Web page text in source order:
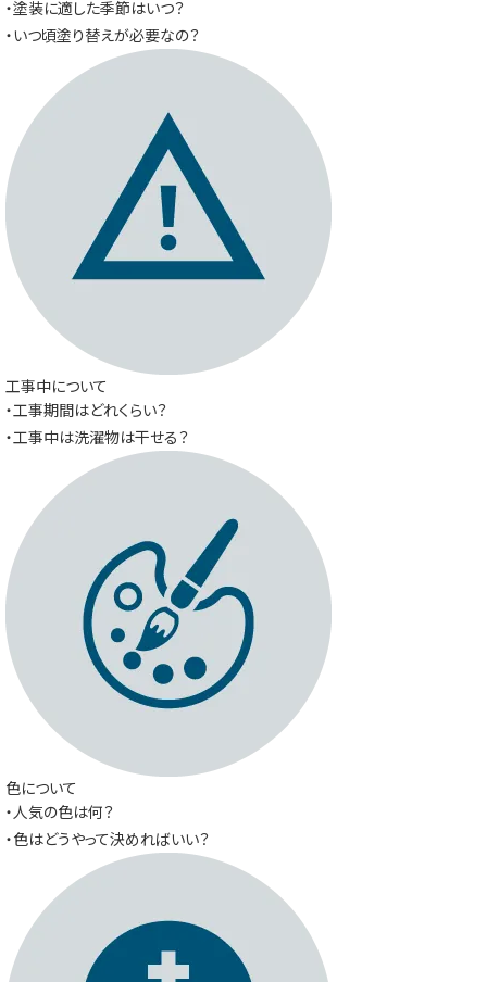
・塗装に適した季節はいつ？
・いつ頃塗り替えが必要なの？
工事中について
・工事期間はどれくらい？
・工事中は洗濯物は干せる？
色について
・人気の色は何？
・色はどうやって決めればいい？